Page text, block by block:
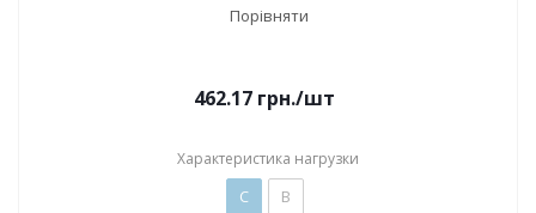
Порівняти
462.17грн./шт
Характеристика нагрузки
C B